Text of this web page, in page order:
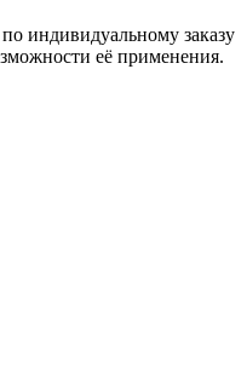
индивидуальному заказу
её применения.